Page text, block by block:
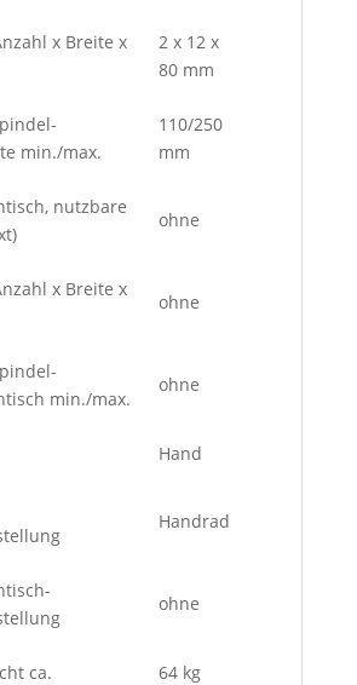
x Breite x
2 x 12 x
80 mm
min./max.
110/250
mm
nutzbare
ohne
x Breite x
ohne
min./max.
ohne
Hand
Handrad
ohne
ca. 64 kg